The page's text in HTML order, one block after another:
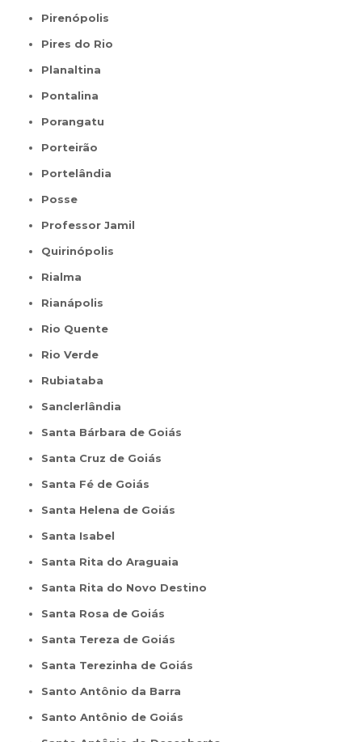
Pirenópolis
Pires do Rio
Planaltina
Pontalina
Porangatu
Porteirão
Portelândia
Posse
Professor Jamil
Quirinópolis
Rialma
Rianápolis
Rio Quente
Rio Verde
Rubiataba
Sanclerlândia
Santa Bárbara de Goiás
Santa Cruz de Goiás
Santa Fé de Goiás
Santa Helena de Goiás
Santa Isabel
Santa Rita do Araguaia
Santa Rita do Novo Destino
Santa Rosa de Goiás
Santa Tereza de Goiás
Santa Terezinha de Goiás
Santo Antônio da Barra
Santo Antônio de Goiás